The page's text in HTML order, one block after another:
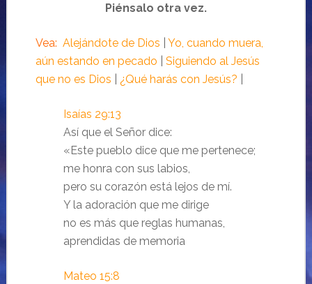
Piénsalo otra vez.
Vea: Alejándote de Dios
Yo, cuando muera,
aún estando en pecado
Siguiendo al Jesús
que no es Dios
¿Qué harás con Jesús?
Isaías 29:13
Así que el Señor dice:
«Este pueblo dice que me pertenece;
me honra con sus labios,
pero su corazón está lejos de mí.
Y la adoración que me dirige
no es más que reglas humanas,
aprendidas de memoria
Mateo 15:8